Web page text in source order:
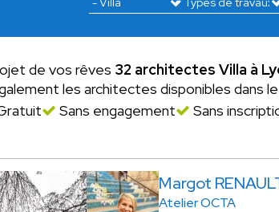
de vos rêves 32 architectes Villa à
les architectes disponibles dans
Sans engagement Sans
Margot
Atelier OCTA